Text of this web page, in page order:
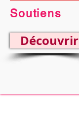
Soutiens
Découvrir